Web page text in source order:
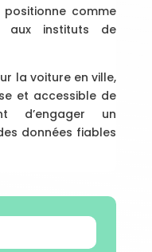
comme
aux instituts de
la voiture en ville,
et accessible de
d’engager un
données fiables